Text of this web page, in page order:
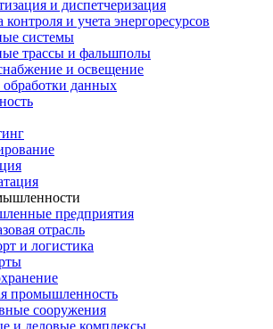
и диспетчеризация
контроля и учета энергоресурсов
системы
трассы и фальшполы
и освещение
данных
предприятия
отрасль
и логистика
промышленность
сооружения
и деловые комплексы